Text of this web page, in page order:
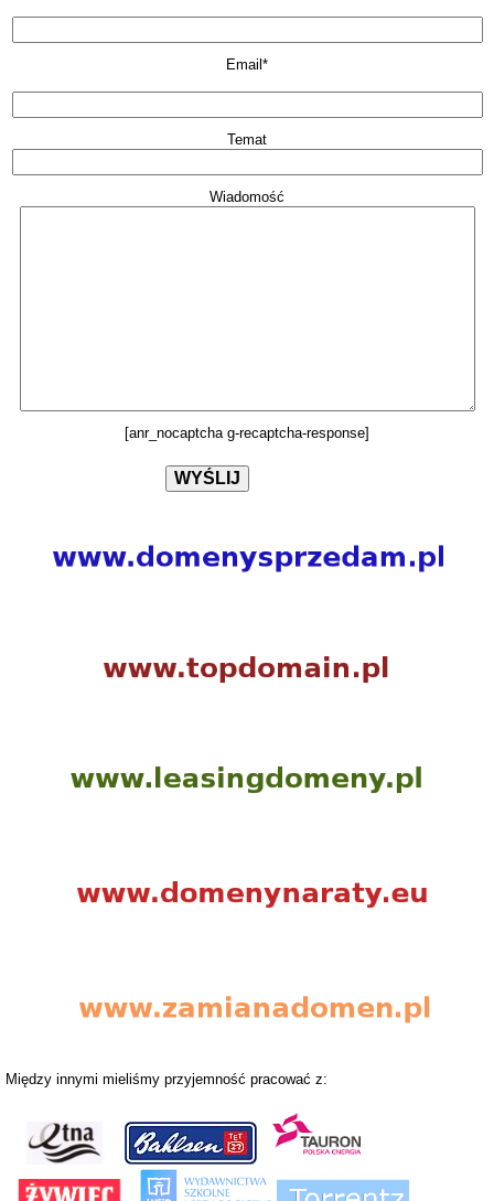
Email*
Temat
Wiadomość
[anr_nocaptcha g-recaptcha-response]
Między innymi mieliśmy przyjemność pracować z: